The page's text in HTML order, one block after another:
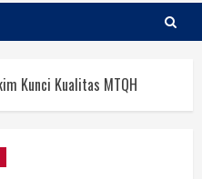
Kunci Kualitas MTQH